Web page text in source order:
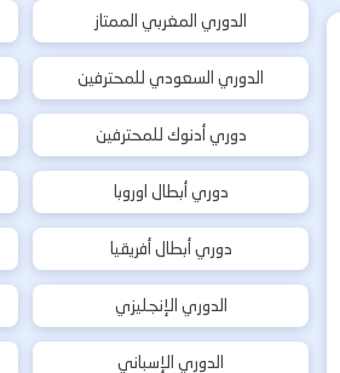
الدوري المغربي الممتاز
الدوري السعودي للمحترفين
دوري أدنوك للمحترفين
دوري أبطال اوروبا
دوري أبطال أفريقيا
الدوري الإنجليزي
الدوري الإسباني